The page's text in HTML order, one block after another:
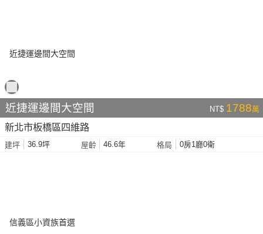
近捷運邊間大空間 NT$ 1788萬
新北市板橋區四維路
建坪 36.9坪 屋齡 46.6年 格局 0房1廳0衛